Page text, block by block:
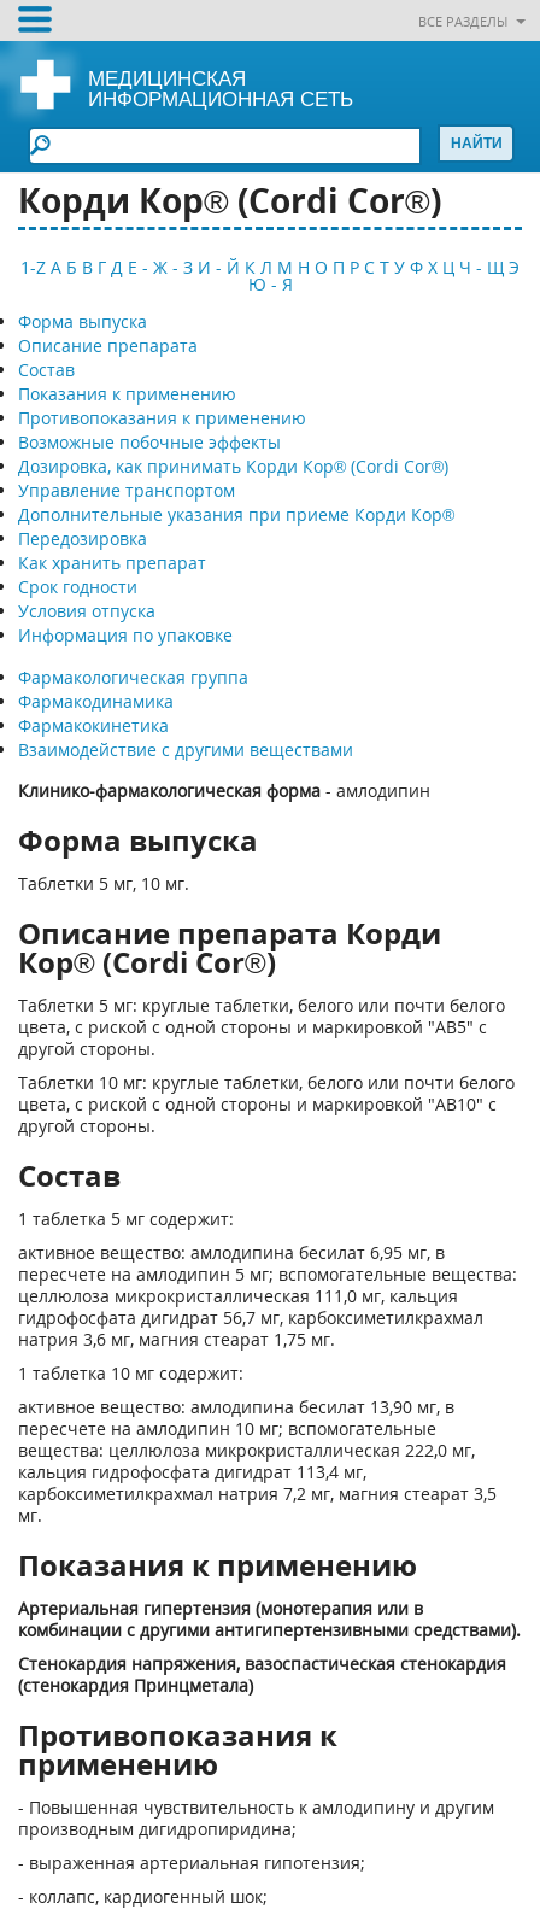
ВСЕ РАЗДЕЛЫ
МЕДИЦИНСКАЯ
ИНФОРМАЦИОННАЯ СЕТЬ
Корди Кор® (Cordi Cor®)
1-Z А Б В Г Д Е - Ж - З И - Й К Л М Н О П Р С Т У Ф Х Ц Ч - Щ Э
Ю - Я
Форма выпуска
Описание препарата
Состав
Показания к применению
Противопоказания к применению
Возможные побочные эффекты
Дозировка, как принимать Корди Кор® (Cordi Cor®)
Управление транспортом
Дополнительные указания при приеме Корди Кор®
Передозировка
Как хранить препарат
Срок годности
Условия отпуска
Информация по упаковке
Фармакологическая группа
Фармакодинамика
Фармакокинетика
Взаимодействие с другими веществами
Клинико-фармакологическая форма - амлодипин
Форма выпуска
Таблетки 5 мг, 10 мг.
Описание препарата Корди
Кор® (Cordi Cor®)
Таблетки 5 мг: круглые таблетки, белого или почти белого
цвета, с риской с одной стороны и маркировкой "АВ5" с
другой стороны.
Таблетки 10 мг: круглые таблетки, белого или почти белого
цвета, с риской с одной стороны и маркировкой "АВ10" с
другой стороны.
Состав
1 таблетка 5 мг содержит:
активное вещество: амлодипина бесилат 6,95 мг, в
пересчете на амлодипин 5 мг; вспомогательные вещества:
целлюлоза микрокристаллическая 111,0 мг, кальция
гидрофосфата дигидрат 56,7 мг, карбоксиметилкрахмал
натрия 3,6 мг, магния стеарат 1,75 мг.
1 таблетка 10 мг содержит:
активное вещество: амлодипина бесилат 13,90 мг, в
пересчете на амлодипин 10 мг; вспомогательные
вещества: целлюлоза микрокристаллическая 222,0 мг,
кальция гидрофосфата дигидрат 113,4 мг,
карбоксиметилкрахмал натрия 7,2 мг, магния стеарат 3,5
мг.
Показания к применению
Артериальная гипертензия (монотерапия или в
комбинации с другими антигипертензивными средствами).
Стенокардия напряжения, вазоспастическая стенокардия
(стенокардия Принцметала)
Противопоказания к
применению
- Повышенная чувствительность к амлодипину и другим
производным дигидропиридина;
- выраженная артериальная гипотензия;
- коллапс, кардиогенный шок;